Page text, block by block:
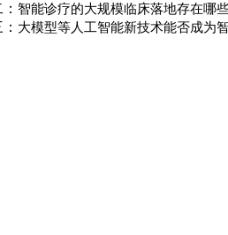
智能诊疗的大规模临床落地存在哪
大模型等人工智能新技术能否成为